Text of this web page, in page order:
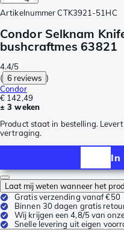
Artikelnummer CTK3921-51HC
Condor Selknam
bushcraftmes 63821
4.4/5
( 6 reviews )
Condor
€ 142,49
± 3 weken
Product staat in bestelling.
vertraging.
In
Laat mij weten wanneer het
Gratis verzending vanaf €50
Binnen 30 dagen gratis
Wij krijgen een 4,8/5 van
Snelle levering uit eigen